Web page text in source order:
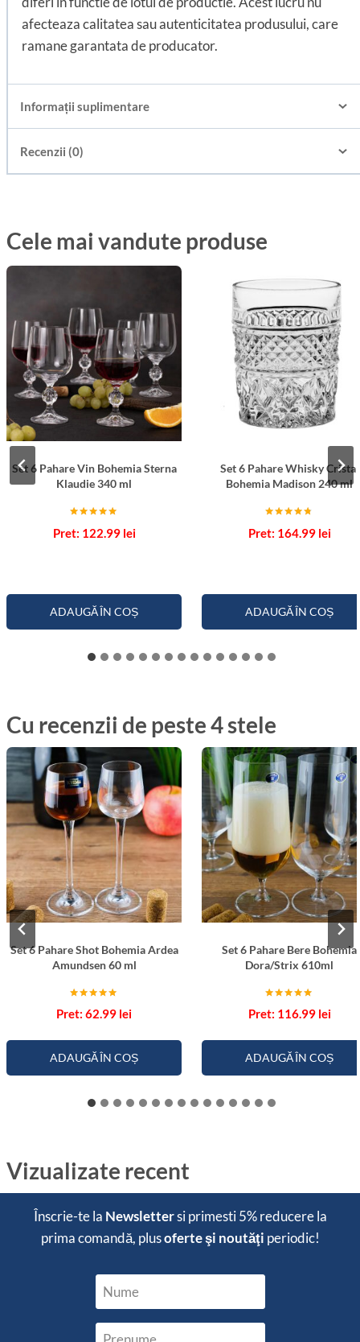
afecteaza calitatea sau autenticitatea produsului, care
ramane garantata de producator.
Informații suplimentare
Recenzii (0)
Cele mai vandute produse
Set 6 Pahare Vin Bohemia Sterna
Klaudie 340 ml
5.00
122.99 lei
ADAUGĂ ÎN COȘ
Set 6 Pahare Whisky Cristal
Bohemia Madison 240 ml
4.67
164.99 lei
ADAUGĂ ÎN COȘ
Cu recenzii de peste 4 stele
Set 6 Pahare Shot Bohemia Ardea
Amundsen 60 ml
5.00
62.99 lei
ADAUGĂ ÎN COȘ
Set 6 Pahare Bere Bohemia
Dora/Strix 610ml
5.00
116.99 lei
ADAUGĂ ÎN COȘ
Vizualizate recent
Înscrie-te la Newslettersi primesti5% reducerela
prima comandă, plusoferte şi noutăţi periodic!